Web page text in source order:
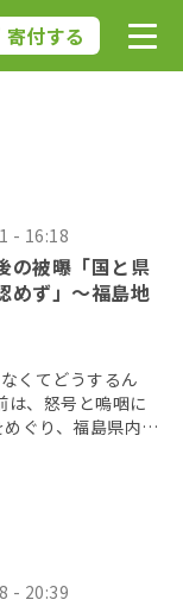
寄付する
- 16:18
の被曝「国と県
めず」〜福島地
くてどうするん
は、怒号と嗚咽に
ぐり、福島県内の
供がおこな […]
- 20:39